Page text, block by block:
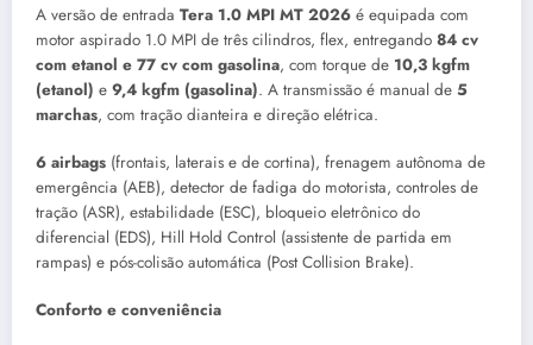
A versão de entrada Tera 1.0 MPI MT 2026 é equipada com
motor aspirado 1.0 MPI de três cilindros, flex, entregando 84 cv
com etanol e 77 cv com gasolina, com torque de 10,3 kgfm
(etanol) e 9,4 kgfm (gasolina). A transmissão é manual de 5
marchas, com tração dianteira e direção elétrica.
6 airbags (frontais, laterais e de cortina), frenagem autônoma de
emergência (AEB), detector de fadiga do motorista, controles de
tração (ASR), estabilidade (ESC), bloqueio eletrônico do
diferencial (EDS), Hill Hold Control (assistente de partida em
rampas) e pós-colisão automática (Post Collision Brake).
Conforto e conveniência